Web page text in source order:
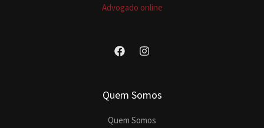
Advogado online
Quem Somos
Quem Somos